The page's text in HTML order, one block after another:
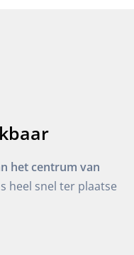
het centrum van
heel snel ter plaatse